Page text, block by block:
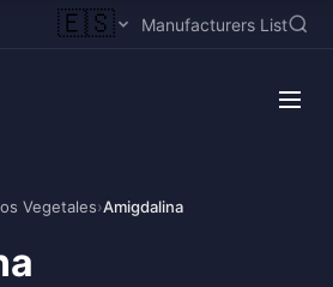
🇪🇸 Manufacturers List
Vegetales›Amigdalina